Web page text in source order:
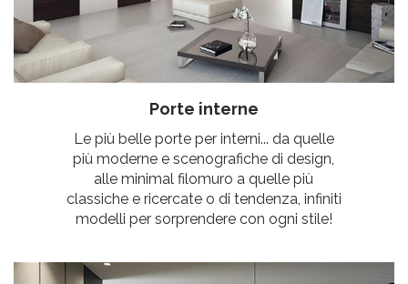
Porte interne
Le più belle porte per interni... da quelle
più moderne e scenografiche di design,
alle minimal filomuro a quelle più
classiche e ricercate o di tendenza, infiniti
modelli per sorprendere con ogni stile!